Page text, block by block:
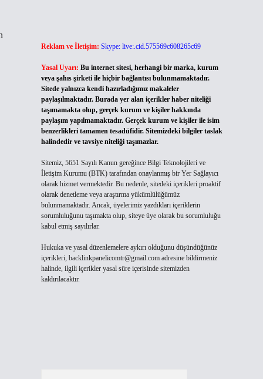
Reklam ve İletişim: Skype: live:.cid.575569c608265c69
Yasal Uyarı: Bu internet sitesi, herhangi bir marka, kurum
veya şahıs şirketi ile hiçbir bağlantısı bulunmamaktadır.
Sitede yalnızca kendi hazırladığımız makaleler
paylaşılmaktadır. Burada yer alan içerikler haber niteliği
taşımamakta olup, gerçek kurum ve kişiler hakkında
paylaşım yapılmamaktadır. Gerçek kurum ve kişiler ile isim
benzerlikleri tamamen tesadüfidir. Sitemizdeki bilgiler taslak
halindedir ve tavsiye niteliği taşımazlar.
Sitemiz, 5651 Sayılı Kanun gereğince Bilgi Teknolojileri ve
İletişim Kurumu (BTK) tarafından onaylanmış bir Yer Sağlayıcı
olarak hizmet vermektedir. Bu nedenle, sitedeki içerikleri proaktif
olarak denetleme veya araştırma yükümlülüğümüz
bulunmamaktadır. Ancak, üyelerimiz yazdıkları içeriklerin
sorumluluğunu taşımakta olup, siteye üye olarak bu sorumluluğu
kabul etmiş sayılırlar.
Hukuka ve yasal düzenlemelere aykırı olduğunu düşündüğünüz
içerikleri, backlinkpanelicomtr@gmail.comadresine bildirmeniz
halinde, ilgili içerikler yasal süre içerisinde sitemizden
kaldırılacaktır.